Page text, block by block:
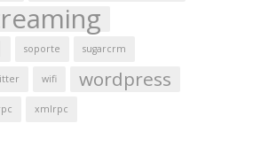
soporte sugarcrm
wifi wordpress
xmlrpc